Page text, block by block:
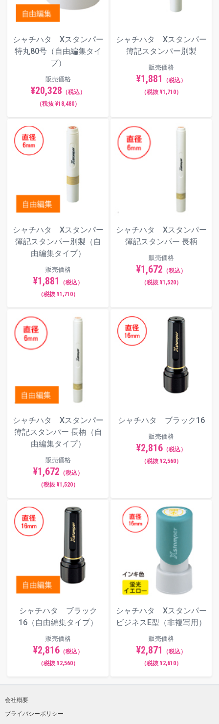
シャチハタ Xスタンパー
特丸80号（自由編集タイ
プ）
販売価格
¥20,328 （税込）
（税抜 ¥18,480）
シャチハタ Xスタンパー
簿記スタンパー別製
販売価格
¥1,881
（税込）
（税抜 ¥1,710）
シャチハタ Xスタンパー
簿記スタンパー別製（自
由編集タイプ）
販売価格
¥1,881
（税込）
（税抜 ¥1,710）
シャチハタ Xスタンパー
簿記スタンパー 長柄
販売価格
¥1,672 （税込）
（税抜 ¥1,520）
シャチハタ Xスタンパー
簿記スタンパー 長柄（自
由編集タイプ）
販売価格
¥1,672 （税込）
（税抜 ¥1,520）
シャチハタ ブラック16
販売価格
¥2,816（税込）
（税抜 ¥2,560）
シャチハタ ブラック
16（自由編集タイプ）
販売価格
¥2,816（税込）
（税抜 ¥2,560）
シャチハタ Xスタンパー
ビジネスE型（非複写用）
販売価格
¥2,871
（税込）
（税抜 ¥2,610）
会社概要
プライバシーポリシー